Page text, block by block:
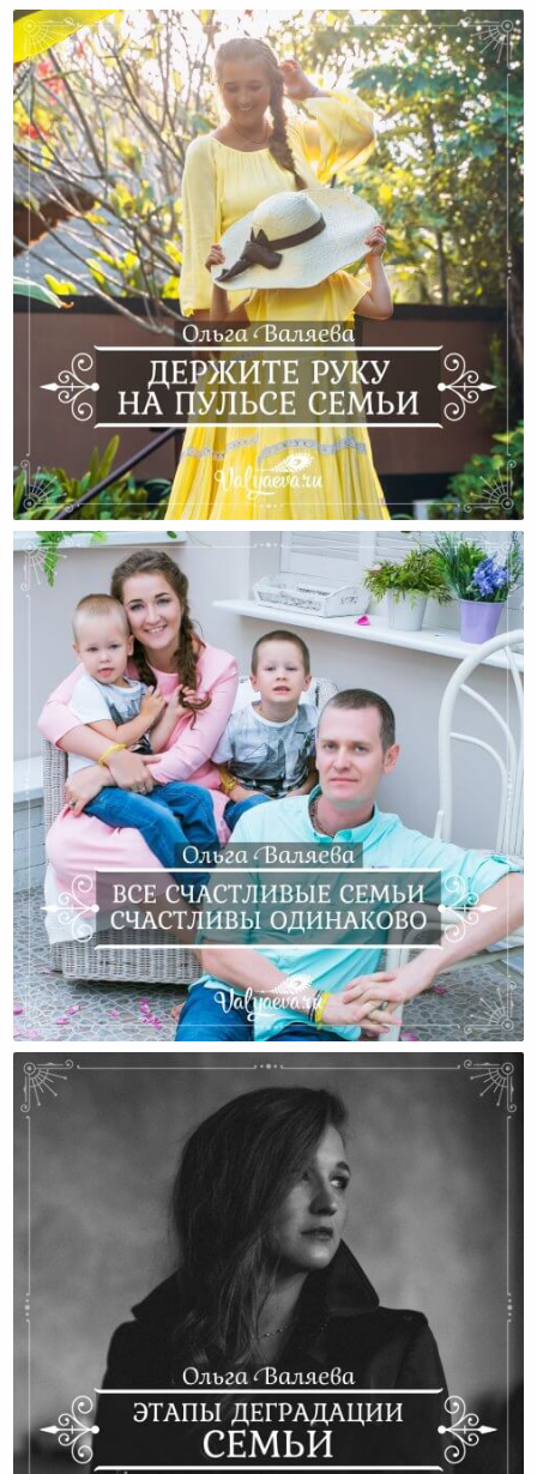
Держите Руку На Пульсе Семьи
Все Счастливые Семьи Счастливы Одинаково